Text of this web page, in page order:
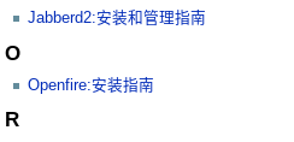
Jabberd2:安装和管理指南
O
Openfire:安装指南
R